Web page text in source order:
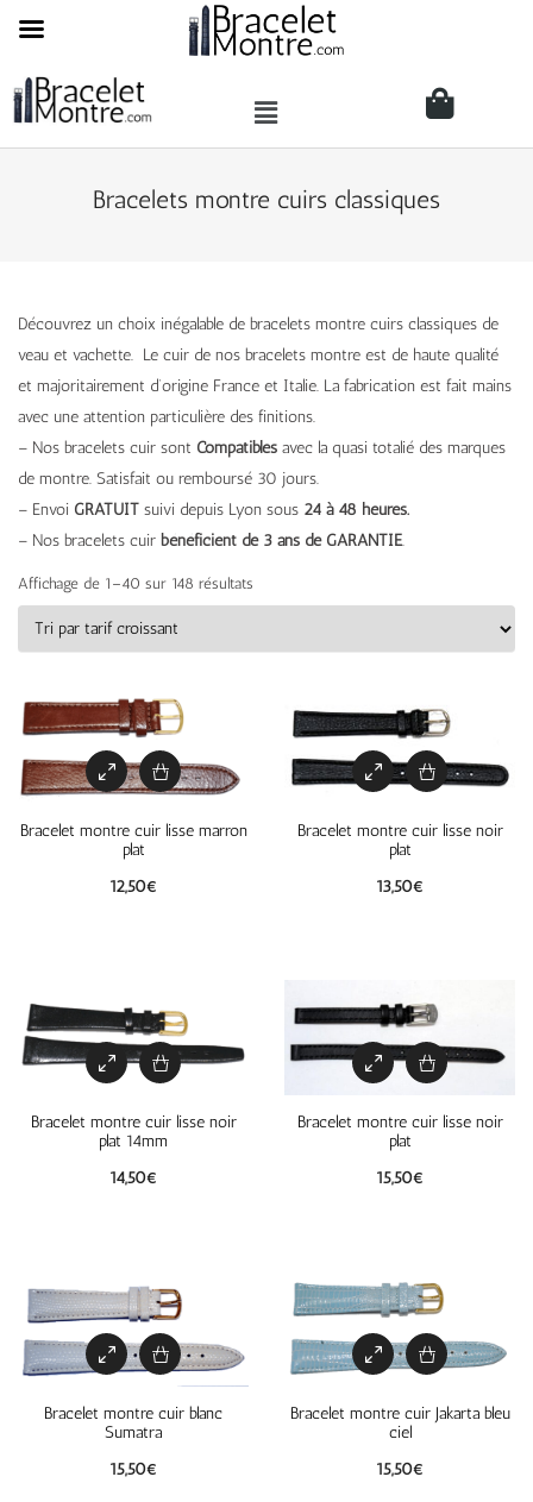
Bracelets montre cuirs classiques
Découvrez un choix inégalable de bracelets montre cuirs classiques de
veau et vachette. Le cuir de nos bracelets montre est de haute qualité
et majoritairement d’origine France et Italie. La fabrication est fait mains
avec une attention particulière des finitions.
– Nos bracelets cuir sont Compatibles avec la quasi totalié des marques
de montre. Satisfait ou remboursé 30 jours.
– Envoi GRATUIT suivi depuis Lyon sous 24 à 48 heures.
– Nos bracelets cuir bénéficient de 3 ans de GARANTIE.
Affichage de 1–40 sur 148 résultats
Bracelet montre cuir lisse marron
plat
12,50€
Bracelet montre cuir lisse noir
plat
13,50€
Bracelet montre cuir lisse noir
plat 14mm
14,50€
Bracelet montre cuir lisse noir
plat
15,50€
Bracelet montre cuir blanc
Sumatra
15,50€
Bracelet montre cuir Jakarta bleu
ciel
15,50€